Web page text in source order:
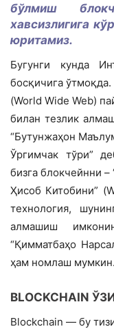
бўлмиш
хавсизлигига
юритамиз.
Бугунги кунда
босқичига
(World Wide Web)
билан тезлик
“Бутунжаҳон
Ўргимчак тўри”
бизга блокчейнни –
Ҳисоб Китобини”
технология,
алмашиш
“Қимматбаҳо
ҳам номлаш мумкин.
BLOCKCHAIN
Blockchain — бу